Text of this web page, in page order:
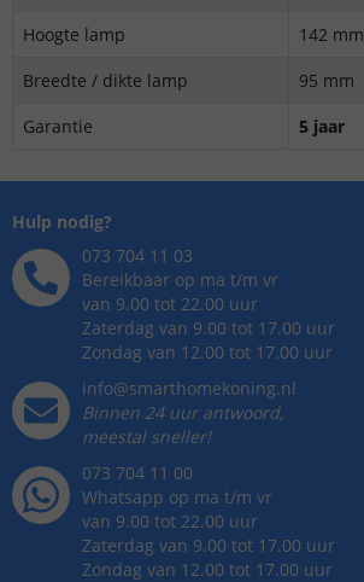
Hoogte lamp
142 mm
Breedte / dikte lamp
95 mm
Garantie
5 jaar
Hulp nodig?
073 704 11 03
Bereikbaar op ma t/m vr
van 9.00 tot 22.00 uur
Zaterdag van 9.00 tot 17.00 uur
Zondag van 12.00 tot 17.00 uur
info@smarthomekoning.nl
Binnen 24 uur antwoord,
meestal sneller!
073 704 11 00
Whatsapp op ma t/m vr
van 9.00 tot 22.00 uur
Zaterdag van 9.00 tot 17.00 uur
Zondag van 12.00 tot 17.00 uur